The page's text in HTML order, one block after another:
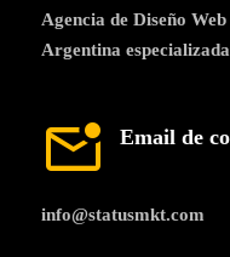
Agencia de Diseño
Argentina
mark_email_unread Email de
info@statusmkt.com